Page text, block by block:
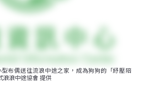
布偶送往流浪中途之家，成為狗狗的「紓壓陪
浪浪中途協會 提供